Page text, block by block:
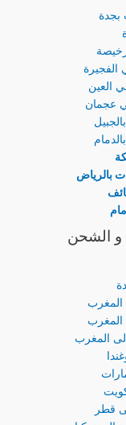
العين
عجمان
بالرياض
و الشحن
المغرب
قطر